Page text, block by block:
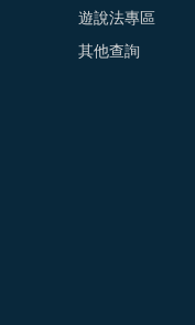
遊說法專區
其他查詢